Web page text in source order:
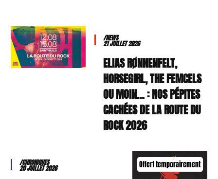
/NEWS
21 JUILLET 2026
ELIAS RØNNENFELT,
HORSEGIRL, THE FEMCELS
OU MOIN… : NOS PÉPITES
CACHÉES DE LA ROUTE DU
ROCK 2026
Offert temporairement
/CHRONIQUES
20 JUILLET 2026